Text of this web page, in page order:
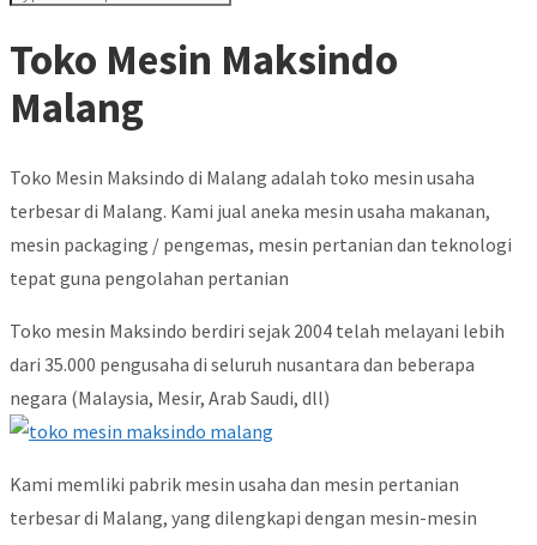
Toko Mesin Maksindo
Malang
Toko Mesin Maksindo di Malang adalah toko mesin usaha
terbesar di Malang. Kami jual aneka mesin usaha makanan,
mesin packaging / pengemas, mesin pertanian dan teknologi
tepat guna pengolahan pertanian
Toko mesin Maksindo berdiri sejak 2004 telah melayani lebih
dari 35.000 pengusaha di seluruh nusantara dan beberapa
negara (Malaysia, Mesir, Arab Saudi, dll)
Kami memliki pabrik mesin usaha dan mesin pertanian
terbesar di Malang, yang dilengkapi dengan mesin-mesin